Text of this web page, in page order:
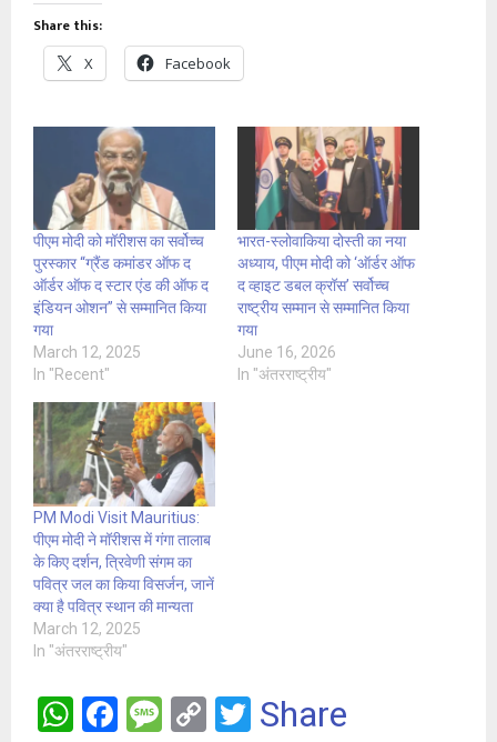
Share this:
X Facebook
पीएम मोदी को मॉरीशस का सर्वोच्च
पुरस्कार “ग्रैंड कमांडर ऑफ द
ऑर्डर ऑफ द स्टार एंड की ऑफ द
इंडियन ओशन” से सम्मानित किया
गया
March 12, 2025
In "Recent"
भारत-स्लोवाकिया दोस्ती का नया
अध्याय, पीएम मोदी को ‘ऑर्डर ऑफ
द व्हाइट डबल क्रॉस’ सर्वोच्च
राष्ट्रीय सम्मान से सम्मानित किया
गया
June 16, 2026
In "अंतरराष्ट्रीय"
PM Modi Visit Mauritius:
पीएम मोदी ने मॉरीशस में गंगा तालाब
के किए दर्शन, त्रिवेणी संगम का
पवित्र जल का किया विसर्जन, जानें
क्या है पवित्र स्थान की मान्यता
March 12, 2025
In "अंतरराष्ट्रीय"
W F
M C
T
Share